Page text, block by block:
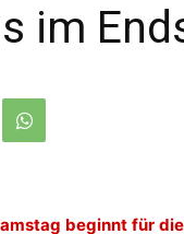
im
beginnt für